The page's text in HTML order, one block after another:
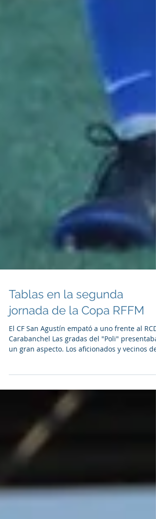
Tablas en la segunda
jornada de la Copa RFFM
El CF San Agustín empató a uno frente al RCD
un gran aspecto. Los aficionados y vecinos